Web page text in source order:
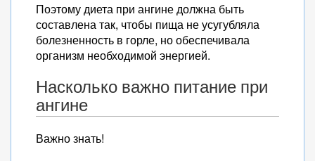
Поэтому диета при ангине должна быть
составлена так, чтобы пища не усугубляла
болезненность в горле, но обеспечивала
организм необходимой энергией.
Насколько важно питание при
ангине
Важно знать!